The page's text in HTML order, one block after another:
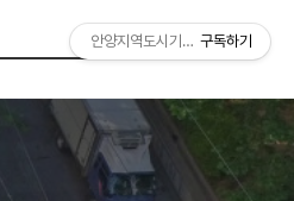
안양지역도시기록연구소
구독하기